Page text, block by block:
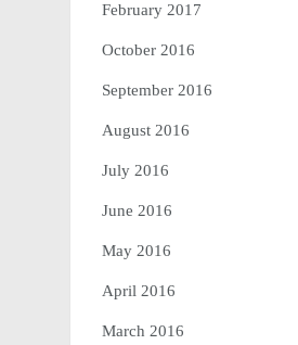
February 2017
October 2016
September 2016
August 2016
July 2016
June 2016
May 2016
April 2016
March 2016